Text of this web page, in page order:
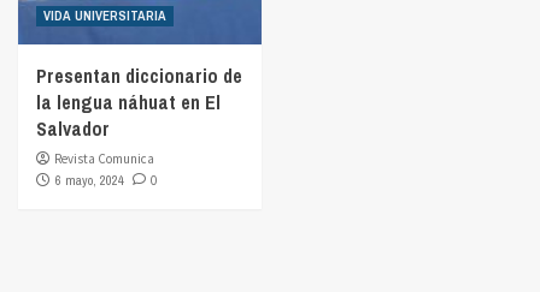
VIDA UNIVERSITARIA
Presentan diccionario de
la lengua náhuat en El
Salvador
Revista Comunica
6 mayo, 2024
0